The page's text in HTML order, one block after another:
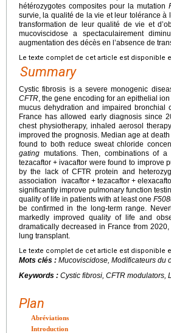
hétérozygotes composites pour la mutation
survie, la qualité de la vie et leur tolérance à
transformation de leur qualité de vie et
mucoviscidose a spectaculairement
augmentation des décès en l’absence de
Le texte complet de cet article est disponible
Summary
Cystic fibrosis is a severe monogenic
CFTR, the gene encoding for an epithelial
mucus dehydration and impaired bronchial
France has allowed early diagnosis since
chest physiotherapy, inhaled aerosol
improved the prognosis. Median age at
found to both reduce sweat chloride
gating mutations. Then, combinations of
tezacaftor + ivacaftor were found to improve
by the lack of CFTR protein and
association ivacaftor + tezacaftor +
significantly improve pulmonary function
quality of life in patients with at least one
be confirmed in the long-term range.
markedly improved quality of life and
dramatically decreased in France from
lung transplant.
Le texte complet de cet article est disponible
Mots clés : Mucoviscidose, Modificateurs du
Keywords : Cystic fibrosi, CFTR modulators,
Plan
Abréviations
Introduction